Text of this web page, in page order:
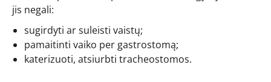
jis negali:
sugirdyti ar suleisti vaistų;
pamaitinti vaiko per gastrostomą;
katerizuoti, atsiurbti tracheostomos.